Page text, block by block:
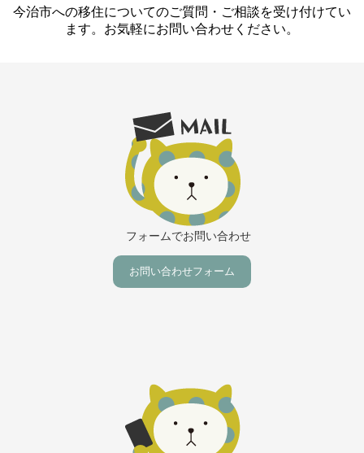
今治市への移住についてのご質問・ご相談を受け付けてい
ます。お気軽にお問い合わせください。
フォームでお問い合わせ
お問い合わせフォーム